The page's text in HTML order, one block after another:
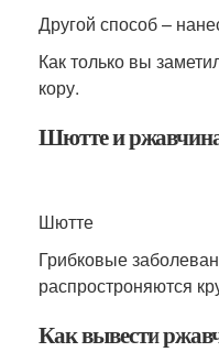
Другой способ –
Как только вы
кору.
Шютте и
Шютте
Грибковые
распростроняются
Как вывести